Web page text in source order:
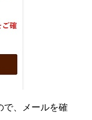
、メールを確